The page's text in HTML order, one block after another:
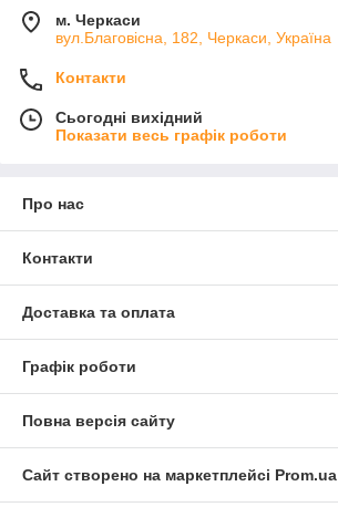
м. Черкаси
вул.Благовісна, 182, Черкаси, Україна
Контакти
Сьогодні вихідний
Показати весь графік роботи
Про нас
Контакти
Доставка та оплата
Графік роботи
Повна версія сайту
Сайт створено на маркетплейсі Prom.ua